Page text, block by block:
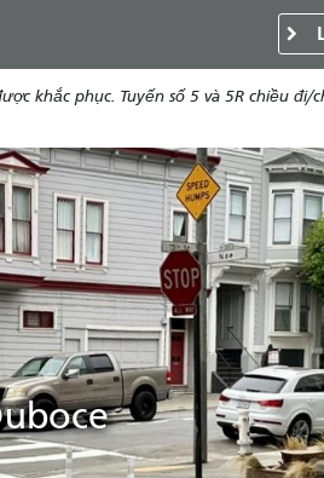
khắc phục. Tuyến số 5 và 5R chiều